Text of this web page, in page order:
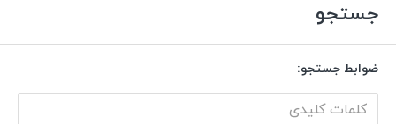
جستجو
ضوابط جستجو: